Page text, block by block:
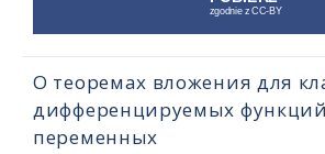
О теоремах вложения для
дифференцируемых
переменных